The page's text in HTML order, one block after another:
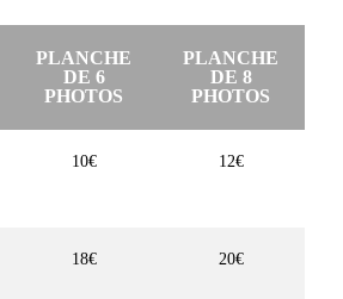
PLANCHE
DE 6
PHOTOS
PLANCHE
DE 8
PHOTOS
10€ 12€
18€ 20€